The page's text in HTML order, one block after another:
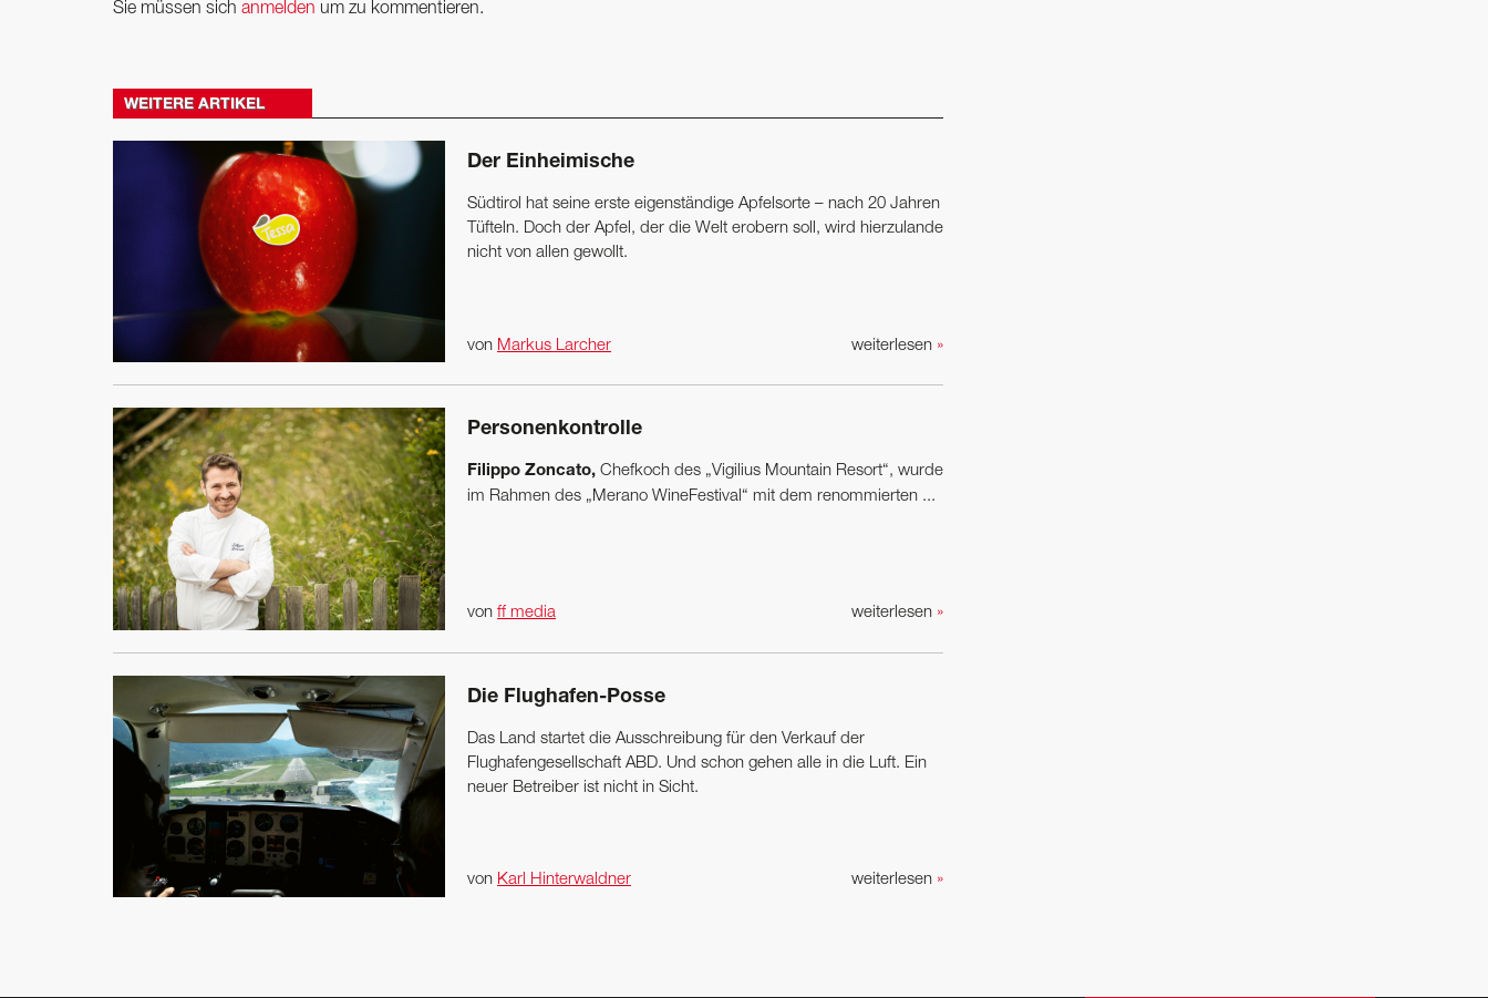
Sie müssen sich anmelden um zu kommentieren.
WEITERE ARTIKEL
Der Einheimische
Südtirol hat seine erste eigenständige Apfelsorte – nach 20 Jahren
Tüfteln. Doch der Apfel, der die Welt erobern soll, wird hierzulande
nicht von allen gewollt.
weiterlesen »
von Markus Larcher
Personenkontrolle
Filippo Zoncato, Chefkoch des „Vigilius Mountain Resort“, wurde
im Rahmen des „Merano WineFestival“ mit dem renommierten ...
weiterlesen »
von ff media
Die Flughafen-Posse
Das Land startet die Ausschreibung für den Verkauf der
Flughafengesellschaft ABD. Und schon gehen alle in die Luft. Ein
neuer Betreiber ist nicht in Sicht.
weiterlesen »
von Karl Hinterwaldner